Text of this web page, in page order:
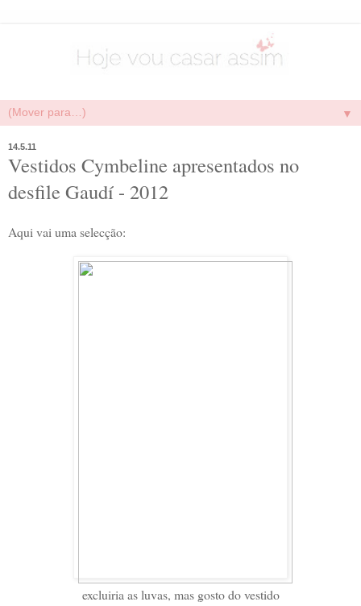
▼
14.5.11
Vestidos Cymbeline apresentados no
desfile Gaudí - 2012
Aqui vai uma selecção:
excluiria as luvas, mas gosto do vestido